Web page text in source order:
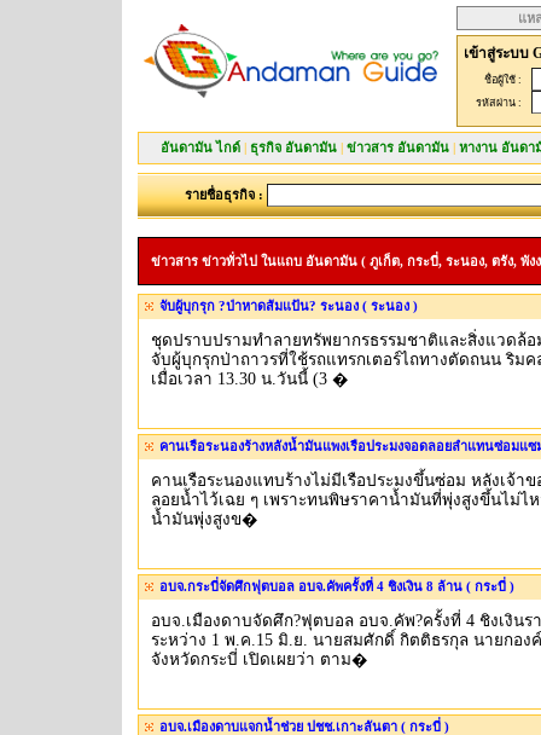
แห
เข้าสู่ระบบ
ชื่อผู้ใช้ :
รหัสผ่าน :
อันดามัน ไกด์ | ธุรกิจ อันดามัน | ข่าวสาร อันดามัน | หางาน อันดา
รายชื่อธุรกิจ :
ข่าวสาร ข่าวทั่วไป ในแถบ อันดามัน ( ภูเก็ต, กระบี่, ระนอง, ตรัง, พัง
จับผู้บุกรุก ?ป่าหาดส้มแป้น? ระนอง ( ระนอง )
ชุดปราบปรามทำลายทรัพยากรธรรมชาติและสิ่งแวดล้อ
จับผู้บุกรุกป่าถาวรที่ใช้รถแทรกเตอร์ไถทางตัดถนน ริม
เมื่อเวลา 13.30 น.วันนี้ (3 �
คานเรือระนองร้างหลังน้ำมันแพงเรือประมงจอดลอยลำแทนซ่อมแซ
คานเรือระนองแทบร้างไม่มีเรือประมงขึ้นซ่อม หลังเจ้าข
ลอยน้ำไว้เฉย ๆ เพราะทนพิษราคาน้ำมันที่พุ่งสูงขึ้นไม่ไ
น้ำมันพุ่งสูงข�
อบจ.กระบี่จัดศึกฟุตบอล อบจ.คัพครั้งที่ 4 ชิงเงิน 8 ล้าน ( กระบี่ )
อบจ.เมืองดาบจัดศึก?ฟุตบอล อบจ.คัพ?ครั้งที่ 4 ชิงเงินร
ระหว่าง 1 พ.ค.15 มิ.ย. นายสมศักดิ์ กิตติธรกุล นายกอง
จังหวัดกระบี่ เปิดเผยว่า ตาม�
อบจ.เมืองดาบแจกน้ำช่วย ปชช.เกาะลันตา ( กระบี่ )